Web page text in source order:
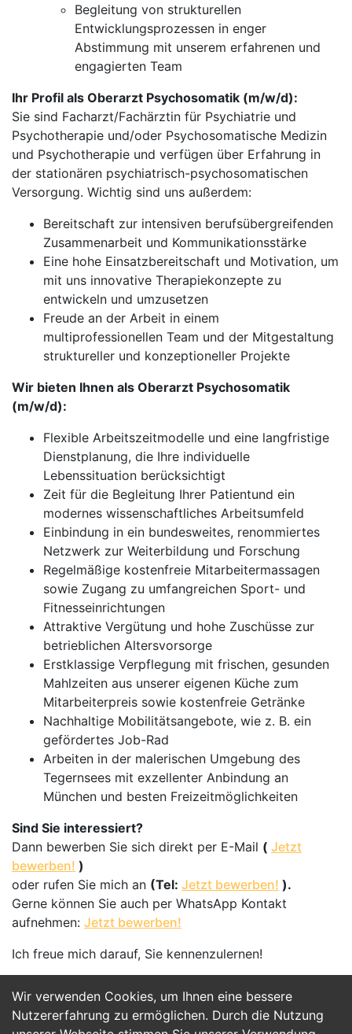
Wir verwenden Cookies, um Ihnen eine bessere
Nutzererfahrung zu ermöglichen. Durch die Nutzung
Begleitung von strukturellen
Entwicklungsprozessen in enger
Abstimmung mit unserem erfahrenen und
engagierten Team
Ihr Profil als Oberarzt Psychosomatik (m/w/d):
Sie sind Facharzt/Fachärztin für Psychiatrie und
Psychotherapie und/oder Psychosomatische Medizin
und Psychotherapie und verfügen über Erfahrung in
der stationären psychiatrisch-psychosomatischen
Versorgung. Wichtig sind uns außerdem:
Bereitschaft zur intensiven berufsübergreifenden
Zusammenarbeit und Kommunikationsstärke
Eine hohe Einsatzbereitschaft und Motivation, um
mit uns innovative Therapiekonzepte zu
entwickeln und umzusetzen
Freude an der Arbeit in einem
multiprofessionellen Team und der Mitgestaltung
struktureller und konzeptioneller Projekte
Wir bieten Ihnen als Oberarzt Psychosomatik
(m/w/d):
Flexible Arbeitszeitmodelle und eine langfristige
Dienstplanung, die Ihre individuelle
Lebenssituation berücksichtigt
Zeit für die Begleitung Ihrer Patientund ein
modernes wissenschaftliches Arbeitsumfeld
Einbindung in ein bundesweites, renommiertes
Netzwerk zur Weiterbildung und Forschung
Regelmäßige kostenfreie Mitarbeitermassagen
sowie Zugang zu umfangreichen Sport- und
Fitnesseinrichtungen
Attraktive Vergütung und hohe Zuschüsse zur
betrieblichen Altersvorsorge
Erstklassige Verpflegung mit frischen, gesunden
Mahlzeiten aus unserer eigenen Küche zum
Mitarbeiterpreis sowie kostenfreie Getränke
Nachhaltige Mobilitätsangebote, wie z. B. ein
gefördertes Job-Rad
Arbeiten in der malerischen Umgebung des
Tegernsees mit exzellenter Anbindung an
München und besten Freizeitmöglichkeiten
Sind Sie interessiert?
Dann bewerben Sie sich direkt per E-Mail ( Jetzt
bewerben! )
oder rufen Sie mich an (Tel: Jetzt bewerben! ).
Gerne können Sie auch per WhatsApp Kontakt
aufnehmen: Jetzt bewerben!
Ich freue mich darauf, Sie kennenzulernen!
Jetzt Bewerben